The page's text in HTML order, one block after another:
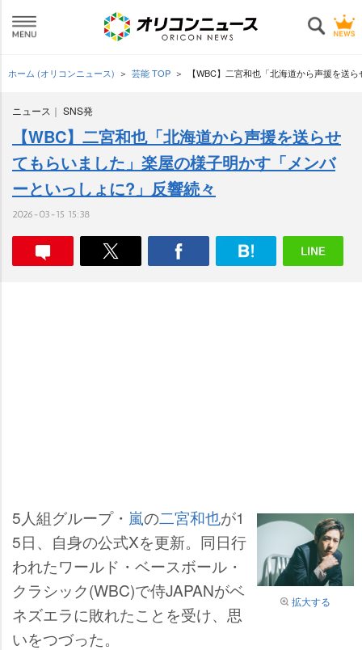
ホーム (オリコンニュース) 芸能 TOP 【WBC】二宮和也「北海道から声援を送
ニュース SNS発
【WBC】二宮和也「北海道から声援を送らせ
てもらいました」楽屋の様子明かす「メンバ
ーといっしょに?」反響続々
2026-03-15 15:38
拡大する
5人組グループ・ 嵐の二宮和也が1
5日、自身の公式Xを更新。同日行
われたワールド・ベースボール・
クラシック(WBC)で侍JAPANがベ
ネズエラに敗れたことを受け、思
いをつづった。